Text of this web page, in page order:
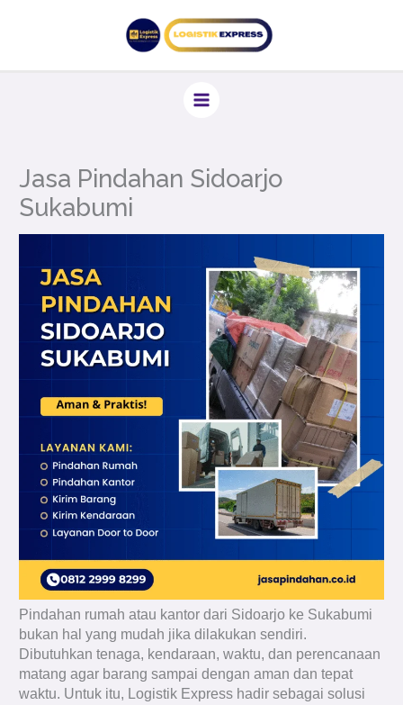
Jasa Pindahan Sidoarjo
Sukabumi
Pindahan rumah atau kantor dari Sidoarjo ke Sukabumi
bukan hal yang mudah jika dilakukan sendiri.
Dibutuhkan tenaga, kendaraan, waktu, dan perencanaan
matang agar barang sampai dengan aman dan tepat
waktu. Untuk itu, Logistik Express hadir sebagai solusi